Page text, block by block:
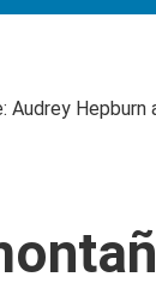
Audrey Hepburn